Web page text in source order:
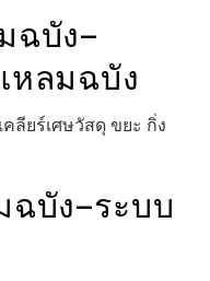
ฉบัง–
หลมฉบัง
ลียร์เศษวัสดุ ขยะ กิ่ง
บัง–ระบบ